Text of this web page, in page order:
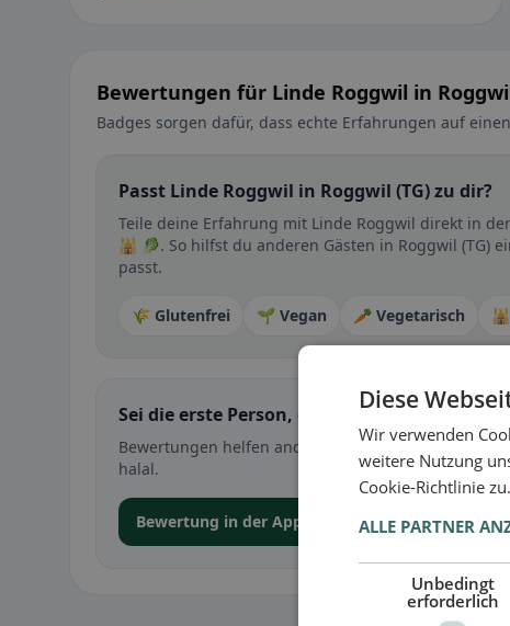
Bewertungen für Linde Roggwil in
Badges sorgen dafür, dass echte Erfahrungen auf
Passt Linde Roggwil in Roggwil (TG) zu dir?
Teile deine Erfahrung mit Linde Roggwil direkt in
🕌 🥬. So hilfst du anderen Gästen in Roggwil (TG)
passt.
🌾 Glutenfrei 🌱 Vegan 🥕 Vegetarisch
Sei die erste Person, die ihre Erfahrung teilt
Bewertungen helfen anderen bei der
halal.
Bewertung in der App abgeben
Diese
Wir verwenden
weitere Nutzung
Cookie-Richtlinie zu.
ALLE PARTNER
Unbedingt
erforderlich